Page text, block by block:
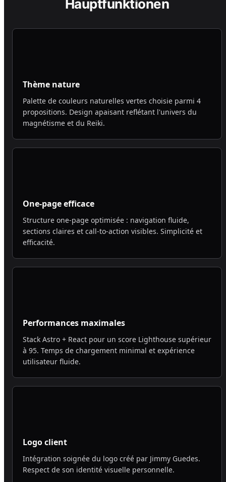
Hauptfunktionen
Thème nature
Palette de couleurs naturelles vertes choisie parmi 4
propositions. Design apaisant reflétant l'univers du
magnétisme et du Reiki.
One-page efficace
Structure one-page optimisée : navigation fluide,
sections claires et call-to-action visibles. Simplicité et
efficacité.
Performances maximales
Stack Astro + React pour un score Lighthouse supérieur
à 95. Temps de chargement minimal et expérience
utilisateur fluide.
Logo client
Intégration soignée du logo créé par Jimmy Guedes.
Respect de son identité visuelle personnelle.